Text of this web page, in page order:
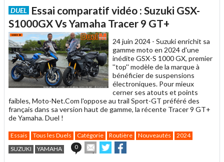
à
un
ami
DUEL
Essai comparatif vidéo : Suzuki GSX-
S1000GX Vs Yamaha Tracer 9 GT+
24 juin 2024 - Suzuki enrichit sa
gamme moto en 2024 d'une
inédite GSX-S 1000 GX, premier
''top'' modèle de la marque à
bénéficier de suspensions
électroniques. Pour mieux
cerner ses atouts et points
faibles, Moto-Net.Com l'oppose au trail Sport-GT préféré des
français dans sa version haut de gamme, la récente Tracer 9 GT+
de Yamaha. Duel !
Essais Tous les Duels Catégorie Routière Nouveautés
2024
SUZUKI
YAMAHA 0
Envoyer
cet
Partager
sur sur